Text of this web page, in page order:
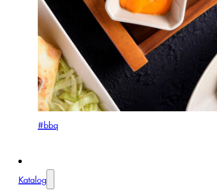
#bbq
Katalog